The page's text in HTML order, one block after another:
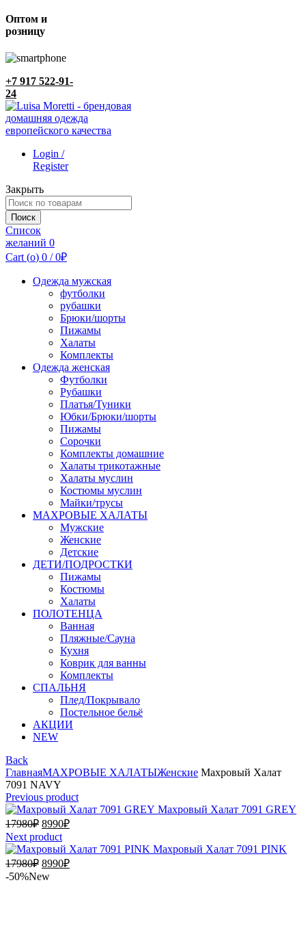
Оптом и
розницу
+7 917 522-91-
24
Login /
Register
Закрыть
Поиск
по:Поиск
Список
желаний 0
Cart (o) 0 / 0₽
Одежда мужская
футболки
рубашки
Брюки/шорты
Пижамы
Халаты
Комплекты
Одежда женская
Футболки
Рубашки
Платья/Туники
Юбки/Брюки/шорты
Пижамы
Сорочки
Комплекты домашние
Халаты трикотажные
Халаты муслин
Костюмы муслин
Майки/трусы
МАХРОВЫЕ ХАЛАТЫ
Мужские
Женские
Детские
ДЕТИ/ПОДРОСТКИ
Пижамы
Костюмы
Халаты
ПОЛОТЕНЦА
Ванная
Пляжные/Сауна
Кухня
Коврик для ванны
Комплекты
СПАЛЬНЯ
Плед/Покрывало
Постельное бельё
АКЦИИ
NEW
Back
ГлавнаяМАХРОВЫЕ ХАЛАТЫЖенские Махровый Халат
7091 NAVY
Previous product
Махровый Халат 7091 GREY
17980₽ Первоначальная
цена
составляла
17980₽.
8990₽Текущая
8990₽.
Next product
Махровый Халат 7091 PINK
17980₽ Первоначальная
цена
8990₽Текущая
-50%New